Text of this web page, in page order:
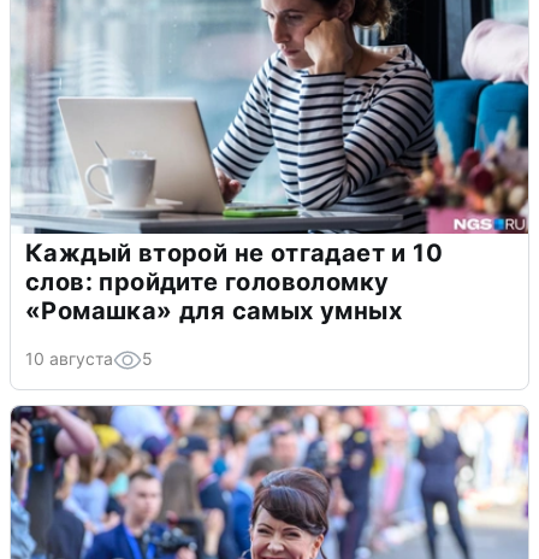
Каждый второй не отгадает и 10
слов: пройдите головоломку
«Ромашка» для самых умных
10 августа 5